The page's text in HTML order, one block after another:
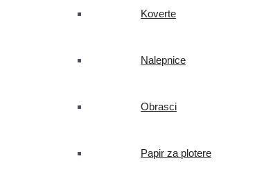
Koverte
Nalepnice
Obrasci
Papir za plotere